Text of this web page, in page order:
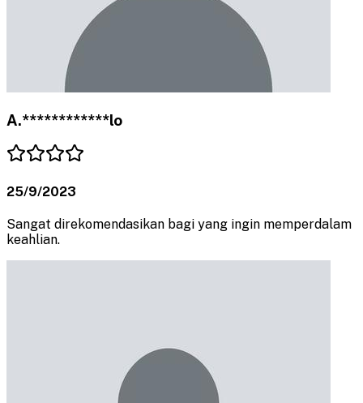
A.************lo
25/9/2023
Sangat direkomendasikan bagi yang ingin memperdalam
keahlian.